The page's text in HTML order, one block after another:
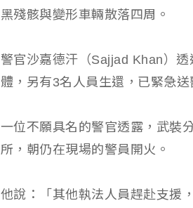
黑殘骸與變形車輛散落四周。
警官沙嘉德汗（Sajjad Khan）
體，另有3名人員生還，已緊急
一位不願具名的警官透露，武裝
所，朝仍在現場的警員開火。
他說：「其他執法人員趕赴支援